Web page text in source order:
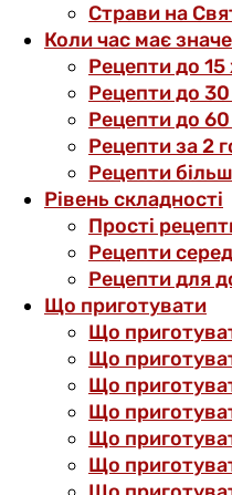
Страви на
Коли час має
Рецепти до 15
Рецепти до
Рецепти до
Рецепти за 2
Рецепти
Рівень складності
Прості
Рецепти
Рецепти для
Що приготувати
Що
Що
Що
Що
Що
Що